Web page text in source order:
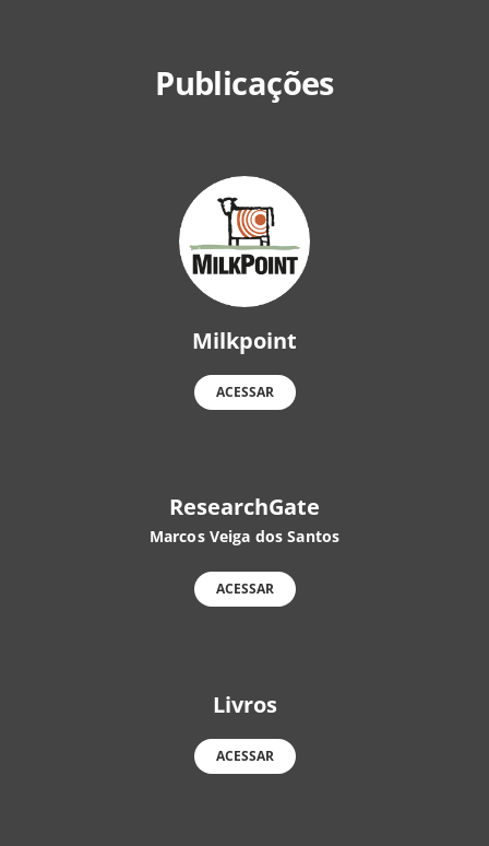
Publicações
Milkpoint
ACESSAR
ResearchGate
Marcos Veiga dos Santos
ACESSAR
Livros
ACESSAR